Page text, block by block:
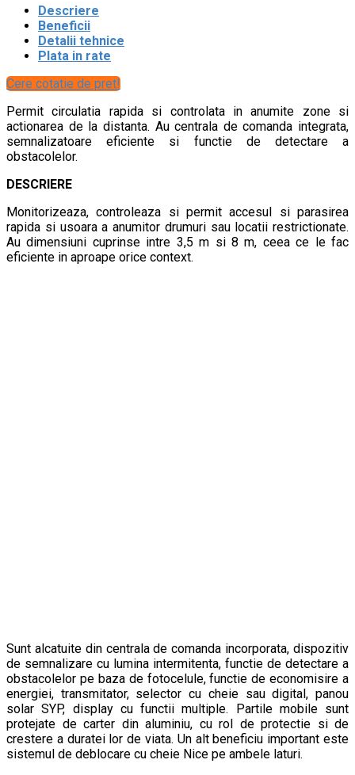
Descriere
Beneficii
Detalii tehnice
Plata in rate
Cere cotatie de pret!
Permit circulatia rapida si controlata in anumite zone si
actionarea de la distanta. Au centrala de comanda integrata,
semnalizatoare eficiente si functie de detectare a
obstacolelor.
DESCRIERE
Monitorizeaza, controleaza si permit accesul si parasirea
rapida si usoara a anumitor drumuri sau locatii restrictionate.
Au dimensiuni cuprinse intre 3,5 m si 8 m, ceea ce le fac
eficiente in aproape orice context.
Sunt alcatuite din centrala de comanda incorporata, dispozitiv
de semnalizare cu lumina intermitenta, functie de detectare a
obstacolelor pe baza de fotocelule, functie de economisire a
energiei, transmitator, selector cu cheie sau digital, panou
solar SYP, display cu functii multiple. Partile mobile sunt
protejate de carter din aluminiu, cu rol de protectie si de
crestere a duratei lor de viata. Un alt beneficiu important este
sistemul de deblocare cu cheie Nice pe ambele laturi.